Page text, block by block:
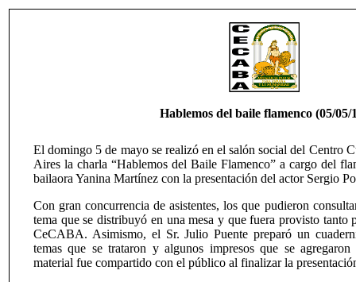
Hablemos del baile flamenco (05/05/
El domingo 5 de mayo se realizó en el salón social del Centro
Aires la charla “Hablemos del Baile Flamenco” a cargo del
bailaora Yanina Martínez con la presentación del actor Sergio
Con gran concurrencia de asistentes, los que pudieron
tema que se distribuyó en una mesa y que fuera provisto tanto
CeCABA. Asimismo, el Sr. Julio Puente preparó un
temas que se trataron y algunos impresos que se
material fue compartido con el público al finalizar la